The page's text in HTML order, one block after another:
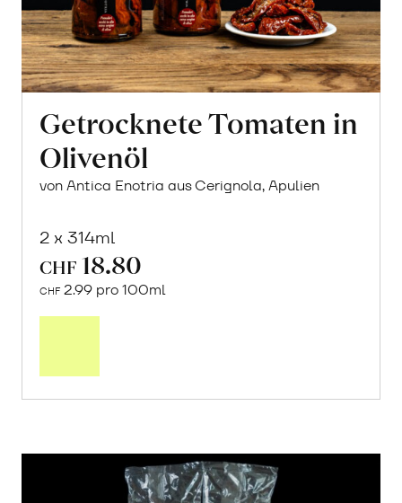
Getrocknete Tomaten in
Olivenöl
von Antica Enotria aus Cerignola, Apulien
2 x 314ml
CHF 18.80
CHF 2.99 pro 100ml